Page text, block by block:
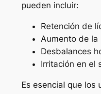
pueden incluir:
Retención de
Aumento de la
Desbalances
Irritación en el
Es esencial que los